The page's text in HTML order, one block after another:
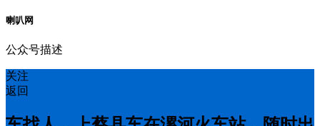
喇叭网
公众号描述
关注
返回